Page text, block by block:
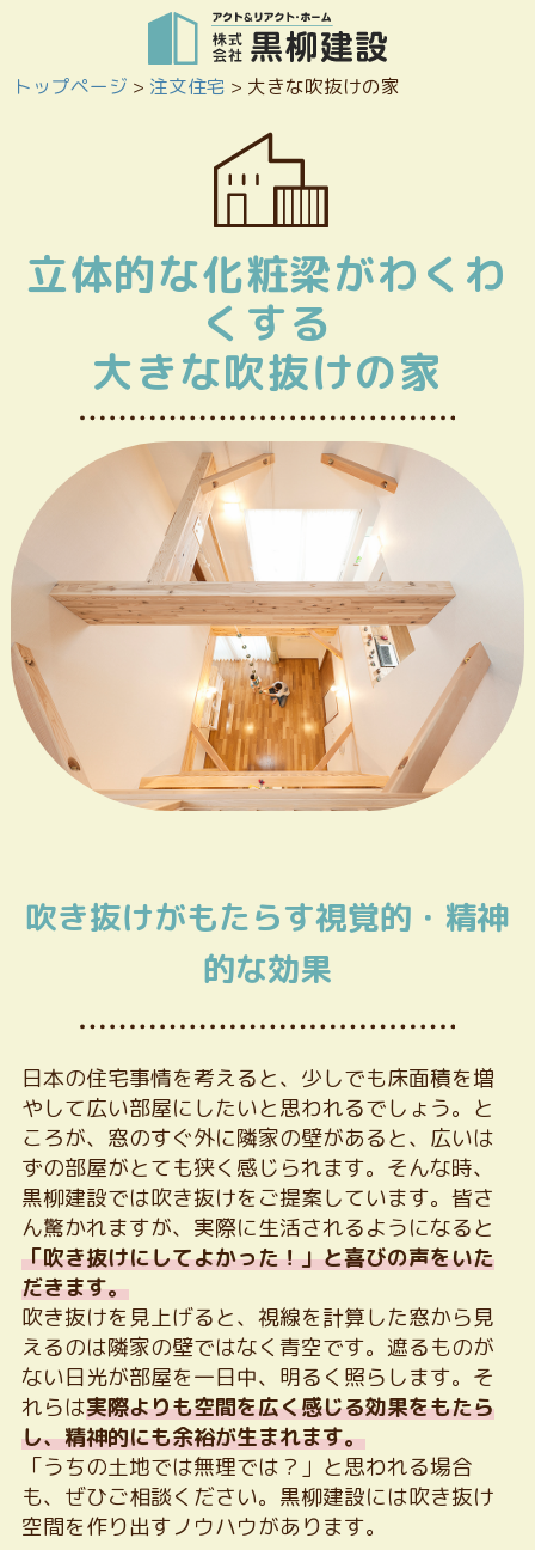
トップページ > 注文住宅 > 大きな吹抜けの家
立体的な化粧梁がわくわ
くする
大きな吹抜けの家
吹き抜けがもたらす視覚的・精神
的な効果
日本の住宅事情を考えると、少しでも床面積を増
やして広い部屋にしたいと思われるでしょう。と
ころが、窓のすぐ外に隣家の壁があると、広いは
ずの部屋がとても狭く感じられます。そんな時、
黒柳建設では吹き抜けをご提案しています。皆さ
ん驚かれますが、実際に生活されるようになると
「吹き抜けにしてよかった！」と喜びの声をいた
だきます。
吹き抜けを見上げると、視線を計算した窓から見
えるのは隣家の壁ではなく青空です。遮るものが
ない日光が部屋を一日中、明るく照らします。そ
れらは実際よりも空間を広く感じる効果をもたら
し、精神的にも余裕が生まれます。
「うちの土地では無理では？」と思われる場合
も、ぜひご相談ください。黒柳建設には吹き抜け
空間を作り出すノウハウがあります。